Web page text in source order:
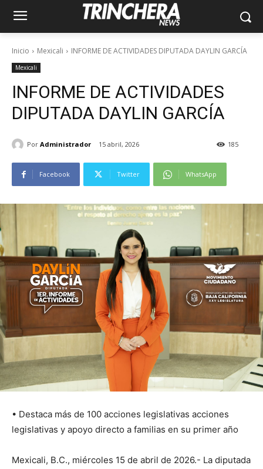
Inicio Mexicali INFORME DE ACTIVIDADES DIPUTADA DAYLIN GARCÍA
Mexicali
INFORME DE ACTIVIDADES
DIPUTADA DAYLIN GARCÍA
Por Administrador 15 abril, 2026 185
Facebook Twitter WhatsApp
• Destaca más de 100 acciones legislativas acciones
legislativas y apoyo directo a familias en su primer año
Mexicali, B.C., miércoles 15 de abril de 2026.- La diputada